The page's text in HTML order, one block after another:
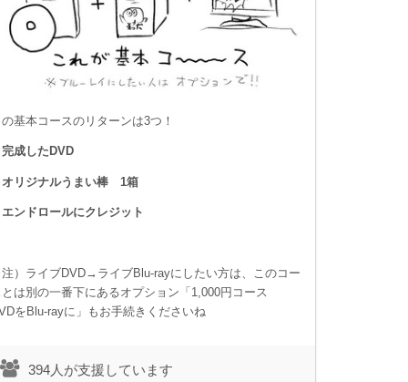
基本コースのリターンは3つ！
成したDVD
オリジナルうまい棒 1箱
ンドロールにクレジット
）ライブDVD→ライブBlu-rayにしたい方は、このコー
とは別の一番下にあるオプション「1,000円コース
をBlu-rayに」もお手続きくださいね
394人が支援しています